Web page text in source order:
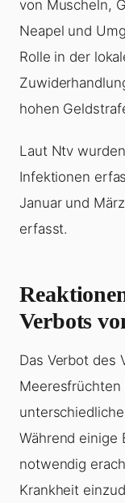
von Muscheln,
Neapel und
Rolle in der
hohen
Laut Ntv
Infektionen
Januar und
erfasst.
Verbots
Das Verbot des
Meeresfrüchten
Während einige
notwendig
Krankheit